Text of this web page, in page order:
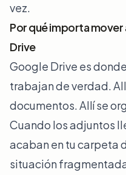
vez.
Por qué importa
Drive
Google Drive es
trabajan de verdad.
documentos. Allí se
Cuando los adjuntos
acaban en tu carpeta
situación